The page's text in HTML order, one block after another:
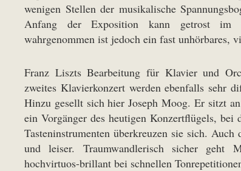
wenigen Stellen der musikalische
Anfang der Exposition kann getrost im
wahrgenommen ist jedoch ein fast unhörbares,
Franz Liszts Bearbeitung für Klavier und
zweites Klavierkonzert werden ebenfalls sehr
Hinzu gesellt sich hier Joseph Moog. Er sitzt
ein Vorgänger des heutigen Konzertflügels,
Tasteninstrumenten überkreuzen sie sich.
und leiser. Traumwandlerisch sicher geht
hochvirtuos-brillant bei schnellen